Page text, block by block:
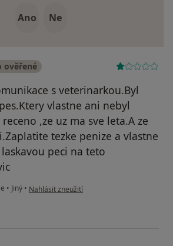
Ano Ne
ověřené
s veterinarkou.Byl
vlastne ani nebyl
,ze uz ma sve leta.A ze
tezke penize a vlastne
peci na teto
• Jiný • podle názoru uživatele Pacient
Nahlásit zneužití